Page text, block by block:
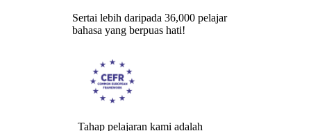
Sertai lebih daripada 36,000 pelajar
bahasa yang berpuas hati!
Tahap pelajaran kami adalah